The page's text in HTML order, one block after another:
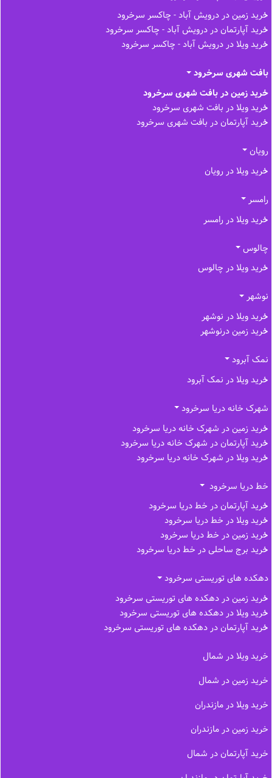
خرید زمین در درویش آباد - چاکسر سرخرود
خرید آپارتمان در درویش آباد - چاکسر سرخرود
خرید ویلا در درویش آباد - چاکسر سرخرود
بافت شهری سرخرود
خرید زمین در بافت شهری سرخرود
خرید ویلا در بافت شهری سرخرود
خرید آپارتمان در بافت شهری سرخرود
رویان
خرید ویلا در رویان
رامسر
خرید ویلا در رامسر
چالوس
خرید ویلا در چالوس
نوشهر
خرید ویلا در نوشهر
خرید زمین درنوشهر
نمک آبرود
خرید ویلا در نمک آبرود
شهرک خانه دریا سرخرود
خرید زمین در شهرک خانه دریا سرخرود
خرید آپارتمان در شهرک خانه دریا سرخرود
خرید ویلا در شهرک خانه دریا سرخرود
خط دریا سرخرود
خرید آپارتمان در خط دریا سرخرود
خرید ویلا در خط دریا سرخرود
خرید زمین در خط دریا سرخرود
خرید برج ساحلی در خط‌ دریا سرخرود
دهکده های توریستی سرخرود
خرید زمین در دهکده های توریستی سرخرود
خرید ویلا در دهکده های توریستی سرخرود
خرید آپارتمان در دهکده های توریستی سرخرود
خرید ویلا در شمال
خرید زمین در شمال
خرید ویلا در مازندران
خرید زمین در مازندران
خرید آپارتمان در شمال